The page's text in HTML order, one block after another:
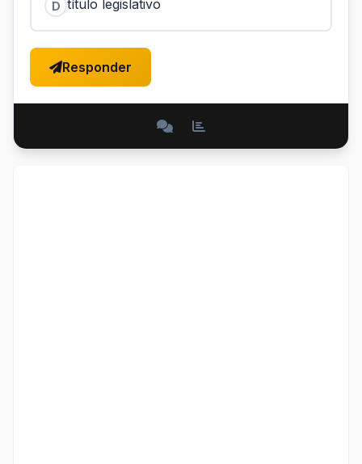
D título legislativo
Responder